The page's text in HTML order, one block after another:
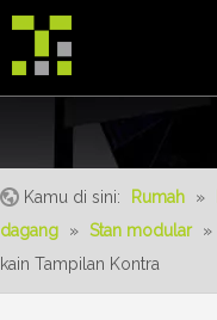
Tentang kami
Produk
Layanan
Kamu di sini: Rumah »
dagang
» Stan modular »
kain Tampilan Kontra